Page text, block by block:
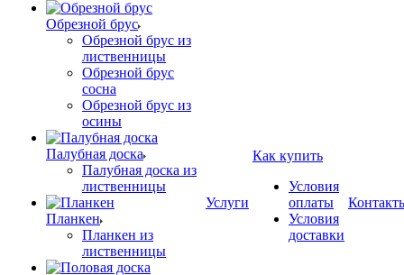
Обрезной брус
Обрезной брус из
лиственницы
Обрезной брус
сосна
Обрезной брус из
осины
Палубная доска
Палубная доска из
лиственницы
Планкен
Планкен из
лиственницы
Услуги
Как купить
Условия
оплаты
Условия
доставки